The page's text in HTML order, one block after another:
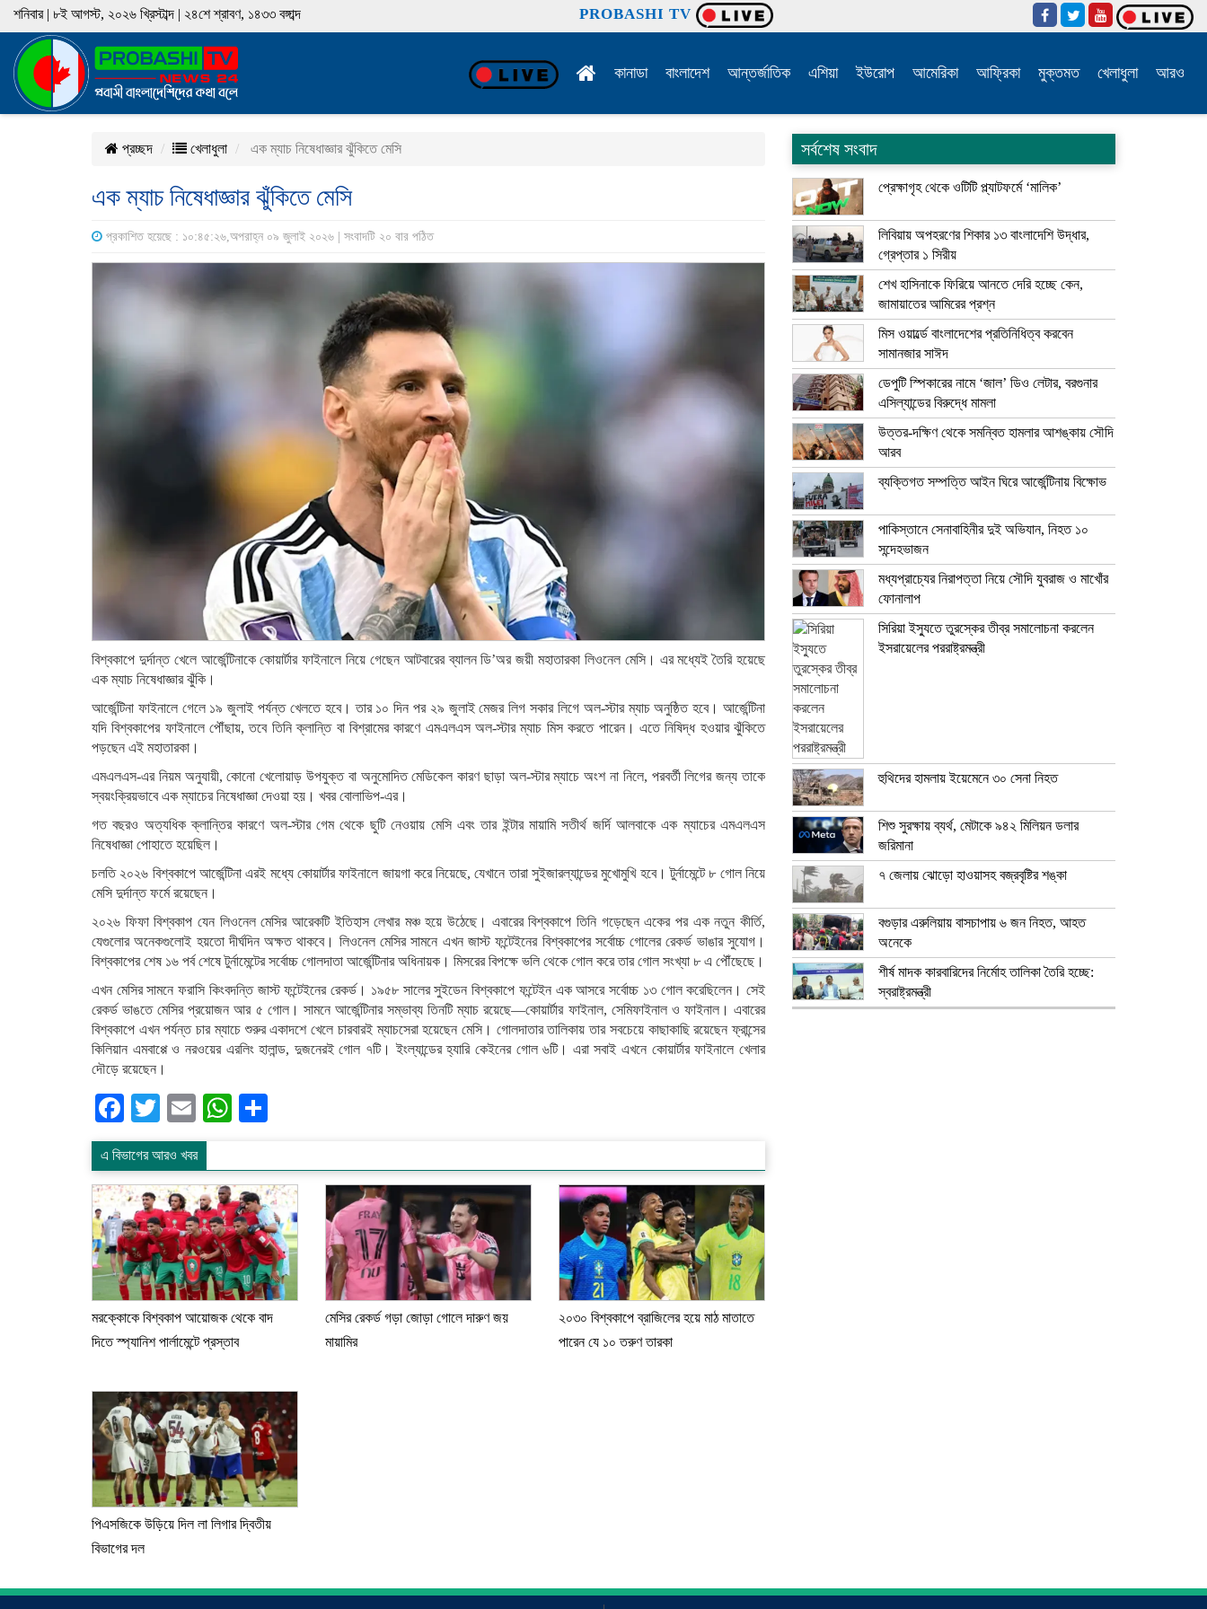
শনিবার | ৮ই আগস্ট, ২০২৬ খ্রিস্টাব্দ | ২৪শে শ্রাবণ, ১৪৩৩ বঙ্গাব্দ PROBASHI TV
কানাডা বাংলাদেশ আন্তর্জাতিক এশিয়া ইউরোপ আমেরিকা আফ্রিকা মুক্তমত খেলাধুলা আরও
প্রচ্ছদ খেলাধুলা এক ম্যাচ নিষেধাজ্ঞার ঝুঁকিতে মেসি
এক ম্যাচ নিষেধাজ্ঞার ঝুঁকিতে মেসি
প্রকাশিত হয়েছে : ১০:৪৫:২৬,অপরাহ্ন ০৯ জুলাই ২০২৬ | সংবাদটি ২০ বার পঠিত
বিশ্বকাপে দুর্দান্ত খেলে আর্জেন্টিনাকে কোয়ার্টার ফাইনালে নিয়ে গেছেন আটবারের ব্যালন ডি’অর জয়ী মহাতারকা লিওনেল মেসি। এর মধ্যেই তৈরি হয়েছে
এক ম্যাচ নিষেধাজ্ঞার ঝুঁকি।
আর্জেন্টিনা ফাইনালে গেলে ১৯ জুলাই পর্যন্ত খেলতে হবে। তার ১০ দিন পর ২৯ জুলাই মেজর লিগ সকার লিগে অল-স্টার ম্যাচ অনুষ্ঠিত হবে। আর্জেন্টিনা
যদি বিশ্বকাপের ফাইনালে পৌঁছায়, তবে তিনি ক্লান্তি বা বিশ্রামের কারণে এমএলএস অল-স্টার ম্যাচ মিস করতে পারেন। এতে নিষিদ্ধ হওয়ার ঝুঁকিতে
পড়ছেন এই মহাতারকা।
এমএলএস-এর নিয়ম অনুযায়ী, কোনো খেলোয়াড় উপযুক্ত বা অনুমোদিত মেডিকেল কারণ ছাড়া অল-স্টার ম্যাচে অংশ না নিলে, পরবর্তী লিগের জন্য তাকে
স্বয়ংক্রিয়ভাবে এক ম্যাচের নিষেধাজ্ঞা দেওয়া হয়। খবর বোলাভিপ-এর।
গত বছরও অত্যধিক ক্লান্তির কারণে অল-স্টার গেম থেকে ছুটি নেওয়ায় মেসি এবং তার ইন্টার মায়ামি সতীর্থ জর্দি আলবাকে এক ম্যাচের এমএলএস
নিষেধাজ্ঞা পোহাতে হয়েছিল।
চলতি ২০২৬ বিশ্বকাপে আর্জেন্টিনা এরই মধ্যে কোয়ার্টার ফাইনালে জায়গা করে নিয়েছে, যেখানে তারা সুইজারল্যান্ডের মুখোমুখি হবে। টুর্নামেন্টে ৮ গোল নিয়ে
মেসি দুর্দান্ত ফর্মে রয়েছেন।
২০২৬ ফিফা বিশ্বকাপ যেন লিওনেল মেসির আরেকটি ইতিহাস লেখার মঞ্চ হয়ে উঠেছে। এবারের বিশ্বকাপে তিনি গড়েছেন একের পর এক নতুন কীর্তি,
যেগুলোর অনেকগুলোই হয়তো দীর্ঘদিন অক্ষত থাকবে। লিওনেল মেসির সামনে এখন জাস্ট ফন্টেইনের বিশ্বকাপের সর্বোচ্চ গোলের রেকর্ড ভাঙার সুযোগ।
বিশ্বকাপের শেষ ১৬ পর্ব শেষে টুর্নামেন্টের সর্বোচ্চ গোলদাতা আর্জেন্টিনার অধিনায়ক। মিসরের বিপক্ষে ভলি থেকে গোল করে তার গোল সংখ্যা ৮ এ পৌঁছেছে।
এখন মেসির সামনে ফরাসি কিংবদন্তি জাস্ট ফন্টেইনের রেকর্ড। ১৯৫৮ সালের সুইডেন বিশ্বকাপে ফন্টেইন এক আসরে সর্বোচ্চ ১৩ গোল করেছিলেন। সেই
রেকর্ড ভাঙতে মেসির প্রয়োজন আর ৫ গোল। সামনে আর্জেন্টিনার সম্ভাব্য তিনটি ম্যাচ রয়েছে—কোয়ার্টার ফাইনাল, সেমিফাইনাল ও ফাইনাল। এবারের
বিশ্বকাপে এখন পর্যন্ত চার ম্যাচে শুরুর একাদশে খেলে চারবারই ম্যাচসেরা হয়েছেন মেসি। গোলদাতার তালিকায় তার সবচেয়ে কাছাকাছি রয়েছেন ফ্রান্সের
কিলিয়ান এমবাপ্পে ও নরওয়ের এরলিং হালান্ড, দুজনেরই গোল ৭টি। ইংল্যান্ডের হ্যারি কেইনের গোল ৬টি। এরা সবাই এখনে কোয়ার্টার ফাইনালে খেলার
দৌড়ে রয়েছেন।
Facebook
TwitterEmailWhatsApp
এ বিভাগের আরও খবর
মরক্কোকে বিশ্বকাপ আয়োজক থেকে বাদ
দিতে স্প্যানিশ পার্লামেন্টে প্রস্তাব
মেসির রেকর্ড গড়া জোড়া গোলে দারুণ জয়
মায়ামির
২০৩০ বিশ্বকাপে ব্রাজিলের হয়ে মাঠ মাতাতে
পারেন যে ১০ তরুণ তারকা
পিএসজিকে উড়িয়ে দিল লা লিগার দ্বিতীয়
বিভাগের দল
সর্বশেষ সংবাদ
প্রেক্ষাগৃহ থেকে ওটিটি প্ল্যাটফর্মে ‘মালিক’
লিবিয়ায় অপহরণের শিকার ১৩ বাংলাদেশি উদ্ধার,
গ্রেপ্তার ১ সিরীয়
শেখ হাসিনাকে ফিরিয়ে আনতে দেরি হচ্ছে কেন,
জামায়াতের আমিরের প্রশ্ন
মিস ওয়ার্ল্ডে বাংলাদেশের প্রতিনিধিত্ব করবেন
সামানজার সাঈদ
ডেপুটি স্পিকারের নামে ‘জাল’ ডিও লেটার, বরগুনার
এসিল্যান্ডের বিরুদ্ধে মামলা
উত্তর-দক্ষিণ থেকে সমন্বিত হামলার আশঙ্কায় সৌদি
আরব
ব্যক্তিগত সম্পত্তি আইন ঘিরে আর্জেন্টিনায় বিক্ষোভ
পাকিস্তানে সেনাবাহিনীর দুই অভিযান, নিহত ১০
সন্দেহভাজন
মধ্যপ্রাচ্যের নিরাপত্তা নিয়ে সৌদি যুবরাজ ও মাখোঁর
ফোনালাপ
সিরিয়া ইস্যুতে তুরস্কের তীব্র সমালোচনা করলেন
ইসরায়েলের পররাষ্ট্রমন্ত্রী
হুথিদের হামলায় ইয়েমেনে ৩০ সেনা নিহত
শিশু সুরক্ষায় ব্যর্থ, মেটাকে ৯৪২ মিলিয়ন ডলার
জরিমানা
৭ জেলায় ঝোড়ো হাওয়াসহ বজ্রবৃষ্টির শঙ্কা
বগুড়ার এরুলিয়ায় বাসচাপায় ৬ জন নিহত, আহত
অনেকে
শীর্ষ মাদক কারবারিদের নির্মোহ তালিকা তৈরি হচ্ছে:
স্বরাষ্ট্রমন্ত্রী